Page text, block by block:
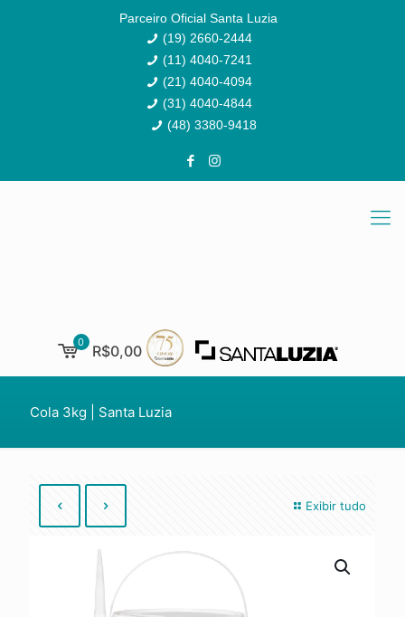
Parceiro Oficial Santa Luzia
(19) 2660-2444
(11) 4040-7241
(21) 4040-4094
(31) 4040-4844
(48) 3380-9418
0 R$0,00
Cola 3kg | Santa Luzia
Exibir tudo